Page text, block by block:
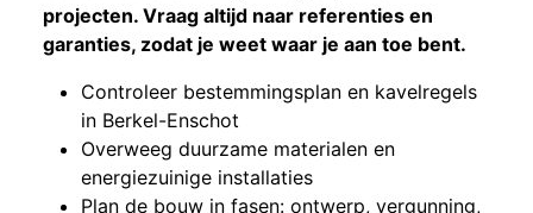
projecten. Vraag altijd naar referenties en
garanties, zodat je weet waar je aan toe bent.
Controleer bestemmingsplan en kavelregels
in Berkel-Enschot
Overweeg duurzame materialen en
energiezuinige installaties
Plan de bouw in fasen: ontwerp, vergunning,